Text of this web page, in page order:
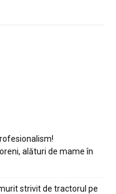
alături de mame în
strivit de tractorul pe